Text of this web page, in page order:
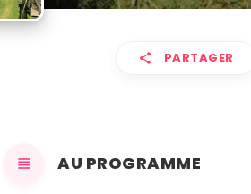
PARTAGER
AU PROGRAMME